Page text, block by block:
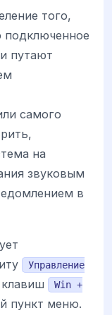
того,
подключенное
путают
самого
на
звуковым
в
Управление
Win +
пункт меню.